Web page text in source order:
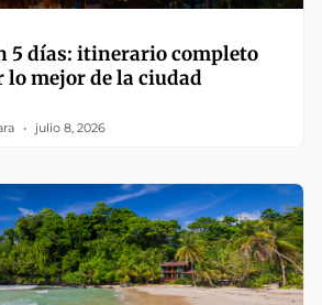
5 días: itinerario completo
lo mejor de la ciudad
julio 8, 2026